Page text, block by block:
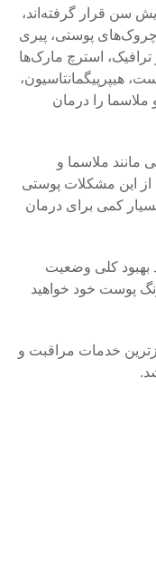
سن قرار گرفته‌اند،
پوستی، پیری
استرچ مارک‌ها
هیپرپیگمانتاسیون،
را درمان
مانند ملاسما و
از این مشکلات پوستی
کمی برای درمان
بهبود کلی وضعیت
پوست خود خواهید
خدمات مراقبت و